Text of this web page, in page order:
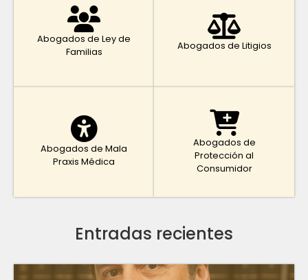
Abogados de Ley de
Familias
Abogados de Litigios
Abogados de Mala
Praxis Médica
Abogados de
Protección al
Consumidor
Entradas recientes